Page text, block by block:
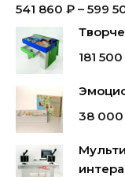
541 860 ₽ – 599
181 500
38 000